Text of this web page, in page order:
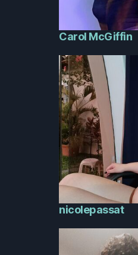
Carol McGiffin
nicolepassat